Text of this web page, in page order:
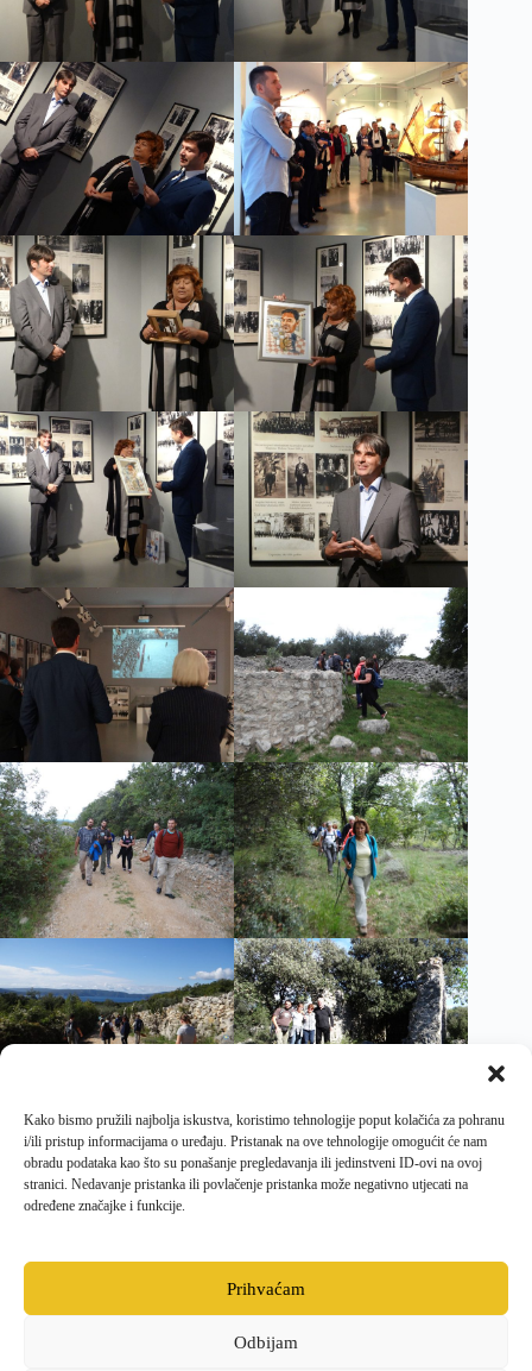
Kako bismo pružili najbolja iskustva, koristimo tehnologije poput kolačića za pohranu
i/ili pristup informacijama o uređaju. Pristanak na ove tehnologije omogućit će nam
obradu podataka kao što su ponašanje pregledavanja ili jedinstveni ID-ovi na ovoj
stranici. Nedavanje pristanka ili povlačenje pristanka može negativno utjecati na
određene značajke i funkcije.
Prihvaćam
Odbijam